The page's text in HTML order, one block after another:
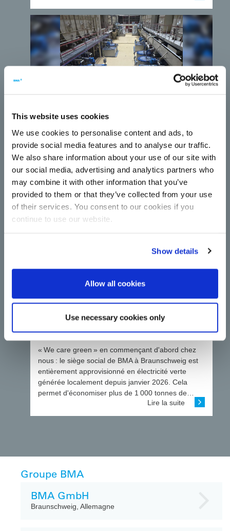
This website uses cookies
We use cookies to personalise content and ads, to
provide social media features and to analyse our traffic.
We also share information about your use of our site with
our social media, advertising and analytics partners who
may combine it with other information that you’ve
provided to them or that they’ve collected from your use
of their services. You consent to our cookies if you
continue to use our website.
Show details
Allow all cookies
Use necessary cookies only
complètement son atelier de
centrifugeuses avec la
technologie de BMA
Les centrifugeuses accroissent la capacité et
l'efficacité énergétique lors de la production
sucrière : Çorum Şeker se modernise grâce aux
Lire la suite
Le passage de BMA à l'électricité
verte est une étape importante
vers la décarbonation
« We care green » en commençant d'abord chez
nous : le siège social de BMA à Braunschweig est
entièrement approvisionné en électricité verte
générée localement depuis janvier 2026. Cela
permet d'économiser plus de 1 000 tonnes de…
Lire la suite
Groupe BMA
BMA GmbH
Braunschweig, Allemagne